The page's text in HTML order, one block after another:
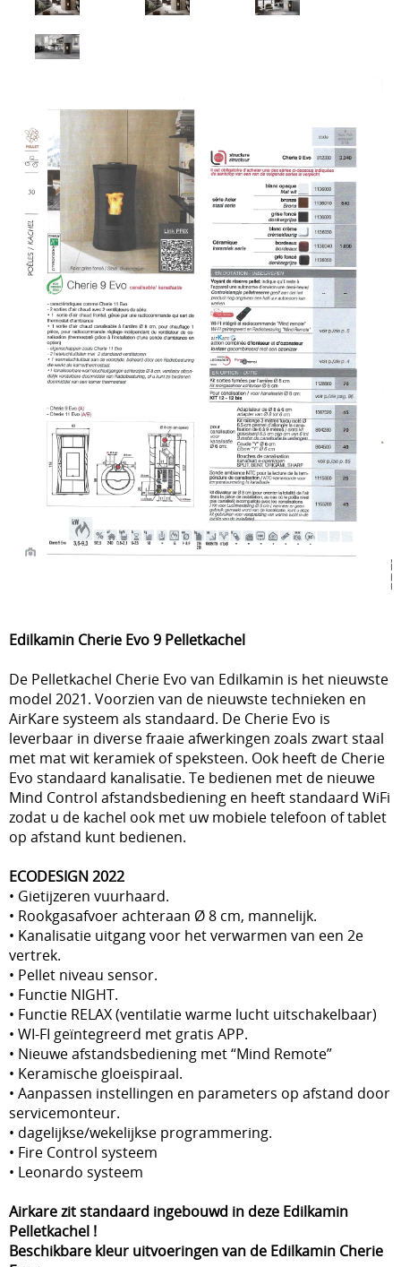
Pelletkachels
pelletkachels aansluitbaar op de cv
oostenrijkse pellets
KALOR
Edilkamin Cherie Evo 9 Pelletkachel
De Pelletkachel Cherie Evo van Edilkamin is het nieuwste
model 2021. Voorzien van de nieuwste technieken en
AirKare systeem als standaard. De Cherie Evo is
leverbaar in diverse fraaie afwerkingen zoals zwart staal
met mat wit keramiek of speksteen. Ook heeft de Cherie
Evo standaard kanalisatie. Te bedienen met de nieuwe
Mind Control afstandsbediening en heeft standaard WiFi
zodat u de kachel ook met uw mobiele telefoon of tablet
op afstand kunt bedienen.
ECODESIGN 2022
• Gietijzeren vuurhaard.
• Rookgasafvoer achteraan Ø 8 cm, mannelijk.
• Kanalisatie uitgang voor het verwarmen van een 2e
vertrek.
• Pellet niveau sensor.
• Functie NIGHT.
• Functie RELAX (ventilatie warme lucht uitschakelbaar)
• WI-FI geïntegreerd met gratis APP.
• Nieuwe afstandsbediening met “Mind Remote”
• Keramische gloeispiraal.
• Aanpassen instellingen en parameters op afstand door
servicemonteur.
• dagelijkse/wekelijkse programmering.
• Fire Control systeem
• Leonardo systeem
Airkare zit standaard ingebouwd in deze Edilkamin
Pelletkachel !
Beschikbare kleur uitvoeringen van de Edilkamin Cherie